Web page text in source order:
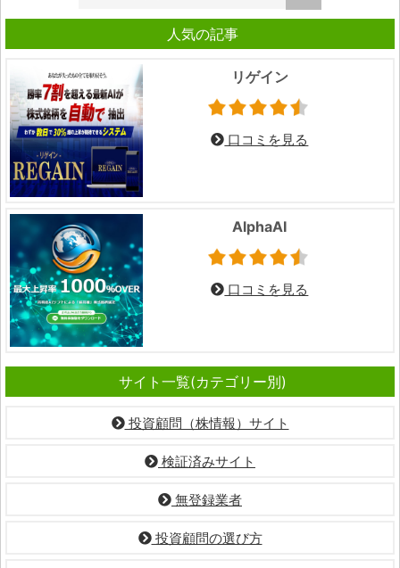
人気の記事
リゲイン
口コミを見る
AlphaAI
口コミを見る
サイト一覧(カテゴリー別)
投資顧問（株情報）サイト
検証済みサイト
無登録業者
投資顧問の選び方